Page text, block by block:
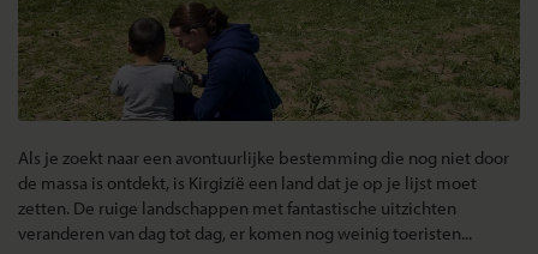
Als je zoekt naar een avontuurlijke bestemming die nog niet door
de massa is ontdekt, is Kirgizië een land dat je op je lijst moet
zetten. De ruige landschappen met fantastische uitzichten
veranderen van dag tot dag, er komen nog weinig toeristen...